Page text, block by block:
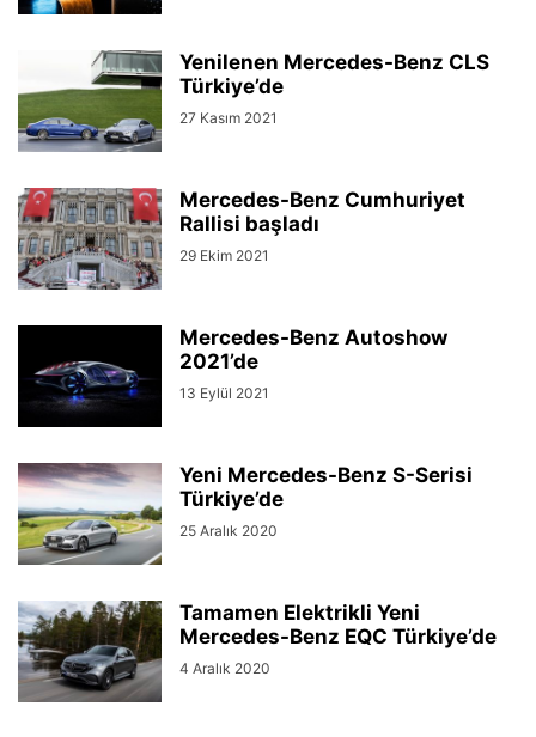
Yenilenen Mercedes-Benz CLS
Türkiye’de
27 Kasım 2021
Mercedes-Benz Cumhuriyet
Rallisi başladı
29 Ekim 2021
Mercedes-Benz Autoshow
2021’de
13 Eylül 2021
Yeni Mercedes-Benz S-Serisi
Türkiye’de
25 Aralık 2020
Tamamen Elektrikli Yeni
Mercedes-Benz EQC Türkiye’de
4 Aralık 2020